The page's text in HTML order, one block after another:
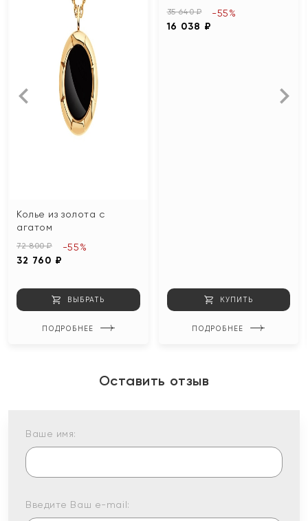
Колье из золота с
агатом
72 800 ₽
32 760 ₽
-55%
ВЫБРАТЬ
ПОДРОБНЕЕ
35 640 ₽
16 038 ₽
-55%
КУПИТЬ
ПОДРОБНЕЕ
Оставить отзыв
Ваше имя:
Введите Ваш e-mail: